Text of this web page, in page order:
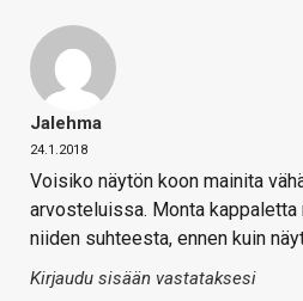
Jalehma
24.1.2018
Voisiko näytön koon mainita
arvosteluissa. Monta
niiden suhteesta, ennen kuin
Kirjaudu sisään vastataksesi